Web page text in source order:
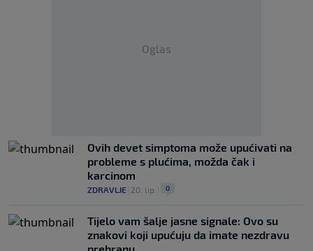
Oglas
Ovih devet simptoma može upućivati na
probleme s plućima, možda čak i
karcinom
ZDRAVLJE 20. lip. 0
Tijelo vam šalje jasne signale: Ovo su
znakovi koji upućuju da imate nezdravu